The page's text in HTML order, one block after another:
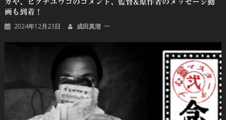
ガや、ヒグチユウコのコメント、監督&原作者のメッセージ動
画も到着！
2024年12月23日 成田真澄